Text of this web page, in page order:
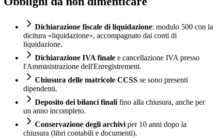
Dichiarazione fiscale di liquidazione: modulo 500 con la
dicitura «liquidazione», accompagnato dai conti di
liquidazione.
Dichiarazione IVA finale e cancellazione IVA presso
l'Amministrazione dell'Enregistrement.
Chiusura delle matricole CCSS se sono presenti
dipendenti.
Deposito dei bilanci finali fino alla chiusura, anche per
un anno incompleto.
Conservazione degli archivi per 10 anni dopo la
chiusura (libri contabili e documenti).